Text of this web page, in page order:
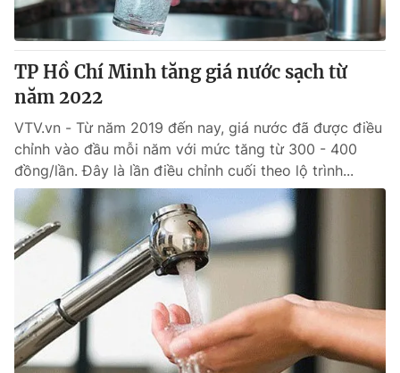
VTV4 Vươn mình bằng AI
VTV9 VTV8
Liên hệ tòa soạn English
THỜI BÁO VTV
Theo dõi báo trên
Cơ quan chủ quản:Đài Truyền hình Việt Nam
TP Hồ Chí Minh tăng giá nước sạch từ
năm 2022
VTV.vn - Từ năm 2019 đến nay, giá nước đã được điều
chỉnh vào đầu mỗi năm với mức tăng từ 300 - 400
đồng/lần. Đây là lần điều chỉnh cuối theo lộ trình...